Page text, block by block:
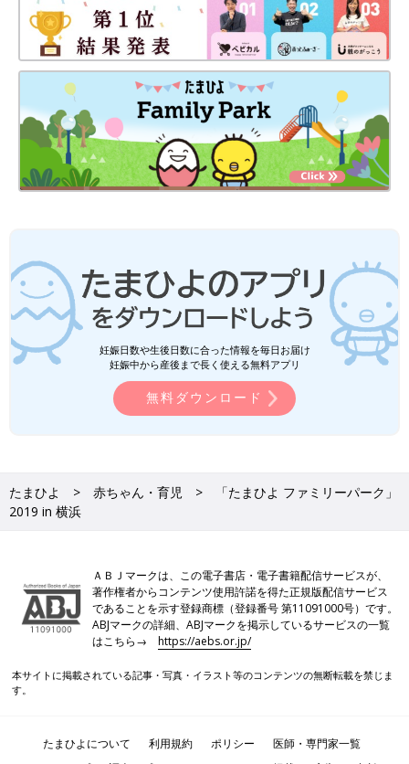
たまちゃんひよちゃん撮影会
たまちゃんとひよちゃんと一緒に、写真を撮りませんか？来場の
記念におすすめですよ。
妊娠日数や生後日数に合った情報を毎日お届け
妊娠中から産後まで長く使える無料アプリ
無料ダウンロード
たまひよ 赤ちゃん・育児
「たまひよ ファミリーパーク」
2019 in 横浜
ＡＢＪマークは、この電子書店・電子書籍配信サービスが、
著作権者からコンテンツ使用許諾を得た正規版配信サービス
であることを示す登録商標（登録番号 第11091000号）です。
ABJマークの詳細、ABJマークを掲示しているサービスの一覧
はこちら→https://aebs.or.jp/
本サイトに掲載されている記事・写真・イラスト等のコンテンツの無断転載を禁じま
す。
たまひよについて 利用規約 ポリシー
医師・専門家一覧